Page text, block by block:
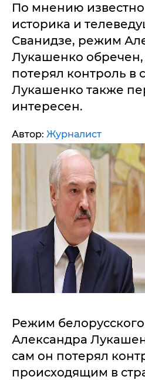
По мнению
историка и
Сванидзе, режим
Лукашенко обречен,
потерял контроль в
Лукашенко также
интересен.
Автор: Журналист
Режим
Александра
сам он потерял
происходящим в